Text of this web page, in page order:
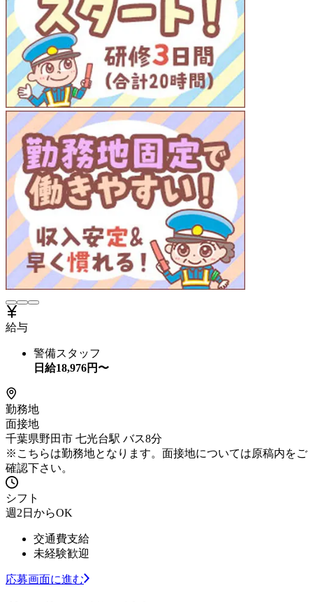
給与
警備スタッフ
日給18,976円〜
勤務地
面接地
千葉県野田市 七光台駅 バス8分
※こちらは勤務地となります。面接地については原稿内をご
確認下さい。
シフト
週2日からOK
交通費支給
未経験歓迎
応募画面に進む